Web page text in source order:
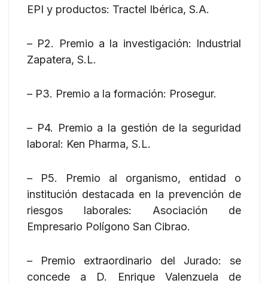
EPI y productos: Tractel Ibérica, S.A.
– P2. Premio a la investigación: Industrial
Zapatera, S.L.
– P3. Premio a la formación: Prosegur.
– P4. Premio a la gestión de la seguridad
laboral: Ken Pharma, S.L.
– P5. Premio al organismo, entidad o
institución destacada en la prevención de
riesgos laborales: Asociación de
Empresario Polígono San Cibrao.
– Premio extraordinario del Jurado: se
concede a D. Enrique Valenzuela de